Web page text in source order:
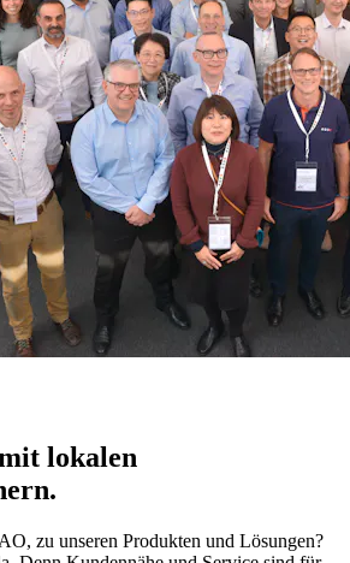
lokalen
zu unseren Produkten und Lösungen?